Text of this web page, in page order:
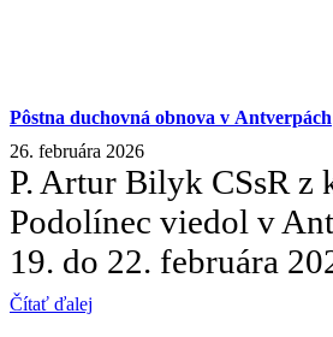
Pôstna duchovná obnova v Antverpách
26. februára 2026
P. Artur Bilyk CSsR z
Podolínec viedol v
19. do 22. februára
Čítať ďalej